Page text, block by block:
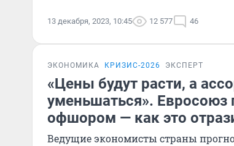
13 декабря, 2023, 10:45 12 577 46
ЭКОНОМИКА КРИЗИС-2026 ЭКСПЕРТ
«Цены будут расти, а
уменьшаться». Евросоюз
офшором — как это
Ведущие экономисты страны